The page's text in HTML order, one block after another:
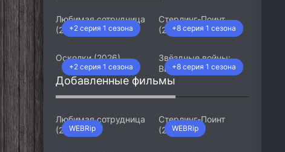
+2 серия 1 сезона
Любимая сотрудница
(2026)
+8 серия 1 сезона
Стерлинг-Поинт
(2026)
+2 серия 1 сезона
Осколки (2026)
+8 серия 1 сезона
Звёздные войны:
Видения. Девятый
джедай (2026)
Добавленные фильмы
WEBRip
Любимая сотрудница
(2026)
WEBRip
Стерлинг-Поинт
(2026)